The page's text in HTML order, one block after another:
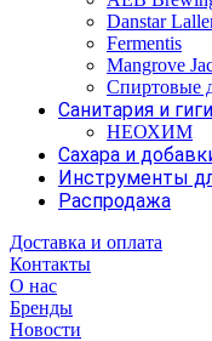
Danstar
Fermentis
Mangrove
Спиртовые
Санитария и
НЕОХИМ
Сахара и
Инструменты
Распродажа
Доставка и оплата
Контакты
О нас
Бренды
Новости